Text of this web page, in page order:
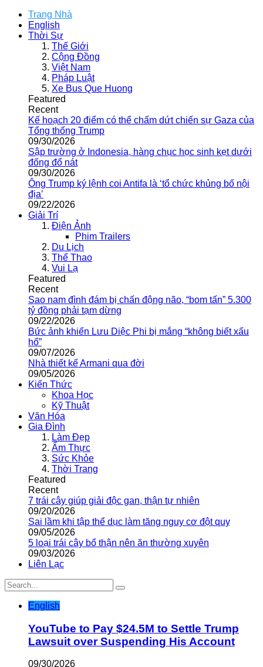
Trang Nhà
English
Thời Sự
Thế Giới
Cộng Đồng
Việt Nam
Pháp Luật
Xe Bus Que Huong
Featured
Recent
Kế hoạch 20 điểm có thể chấm dứt chiến sự Gaza của
Tổng thống Trump
09/30/2026
Sập trường ở Indonesia, hàng chục học sinh kẹt dưới
đống đổ nát
09/30/2026
Ông Trump ký lệnh coi Antifa là ‘tổ chức khủng bố nội
địa’
09/22/2026
Giải Trí
Điện Ảnh
Phim Trailers
Du Lịch
Thể Thao
Vui Lạ
Featured
Recent
Sao nam đình đám bị chấn động não, “bom tấn” 5.300
tỷ đồng phải tạm dừng
09/22/2026
Bức ảnh khiến Lưu Diệc Phi bị mắng “không biết xấu
hổ”
09/07/2026
Nhà thiết kế Armani qua đời
09/05/2026
Kiến Thức
Khoa Học
Kỹ Thuật
Văn Hóa
Gia Đình
Làm Đẹp
Ẩm Thực
Sức Khỏe
Thời Trang
Featured
Recent
7 trái cây giúp giải độc gan, thận tự nhiên
09/20/2026
Sai lầm khi tập thể dục làm tăng nguy cơ đột quỵ
09/05/2026
5 loại trái cây bổ thận nên ăn thường xuyên
09/03/2026
Liên Lạc
English
YouTube to Pay $24.5M to Settle Trump
Lawsuit over Suspending His Account
09/30/2026